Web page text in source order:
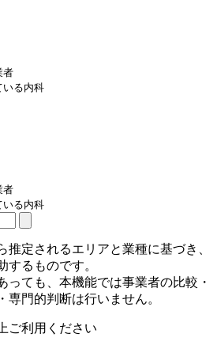
者
いる内科
者
いる内科
定されるエリアと業種に基づき、
するものです。
っても、本機能では事業者の比較・
専門的判断は行いません。
ご利用ください